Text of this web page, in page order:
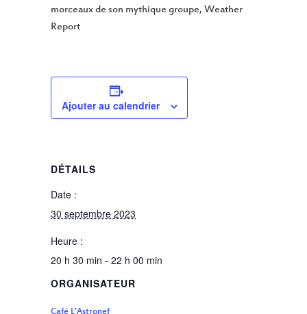
morceaux de son mythique groupe, Weather
Report
Ajouter au calendrier
DÉTAILS
Date :
30 septembre 2023
Heure :
20 h 30 min - 22 h 00 min
ORGANISATEUR
Café L’Astronef